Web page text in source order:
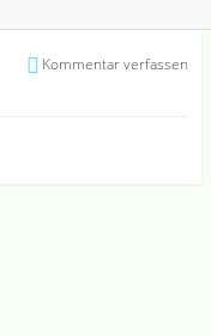
Kommentar verfassen